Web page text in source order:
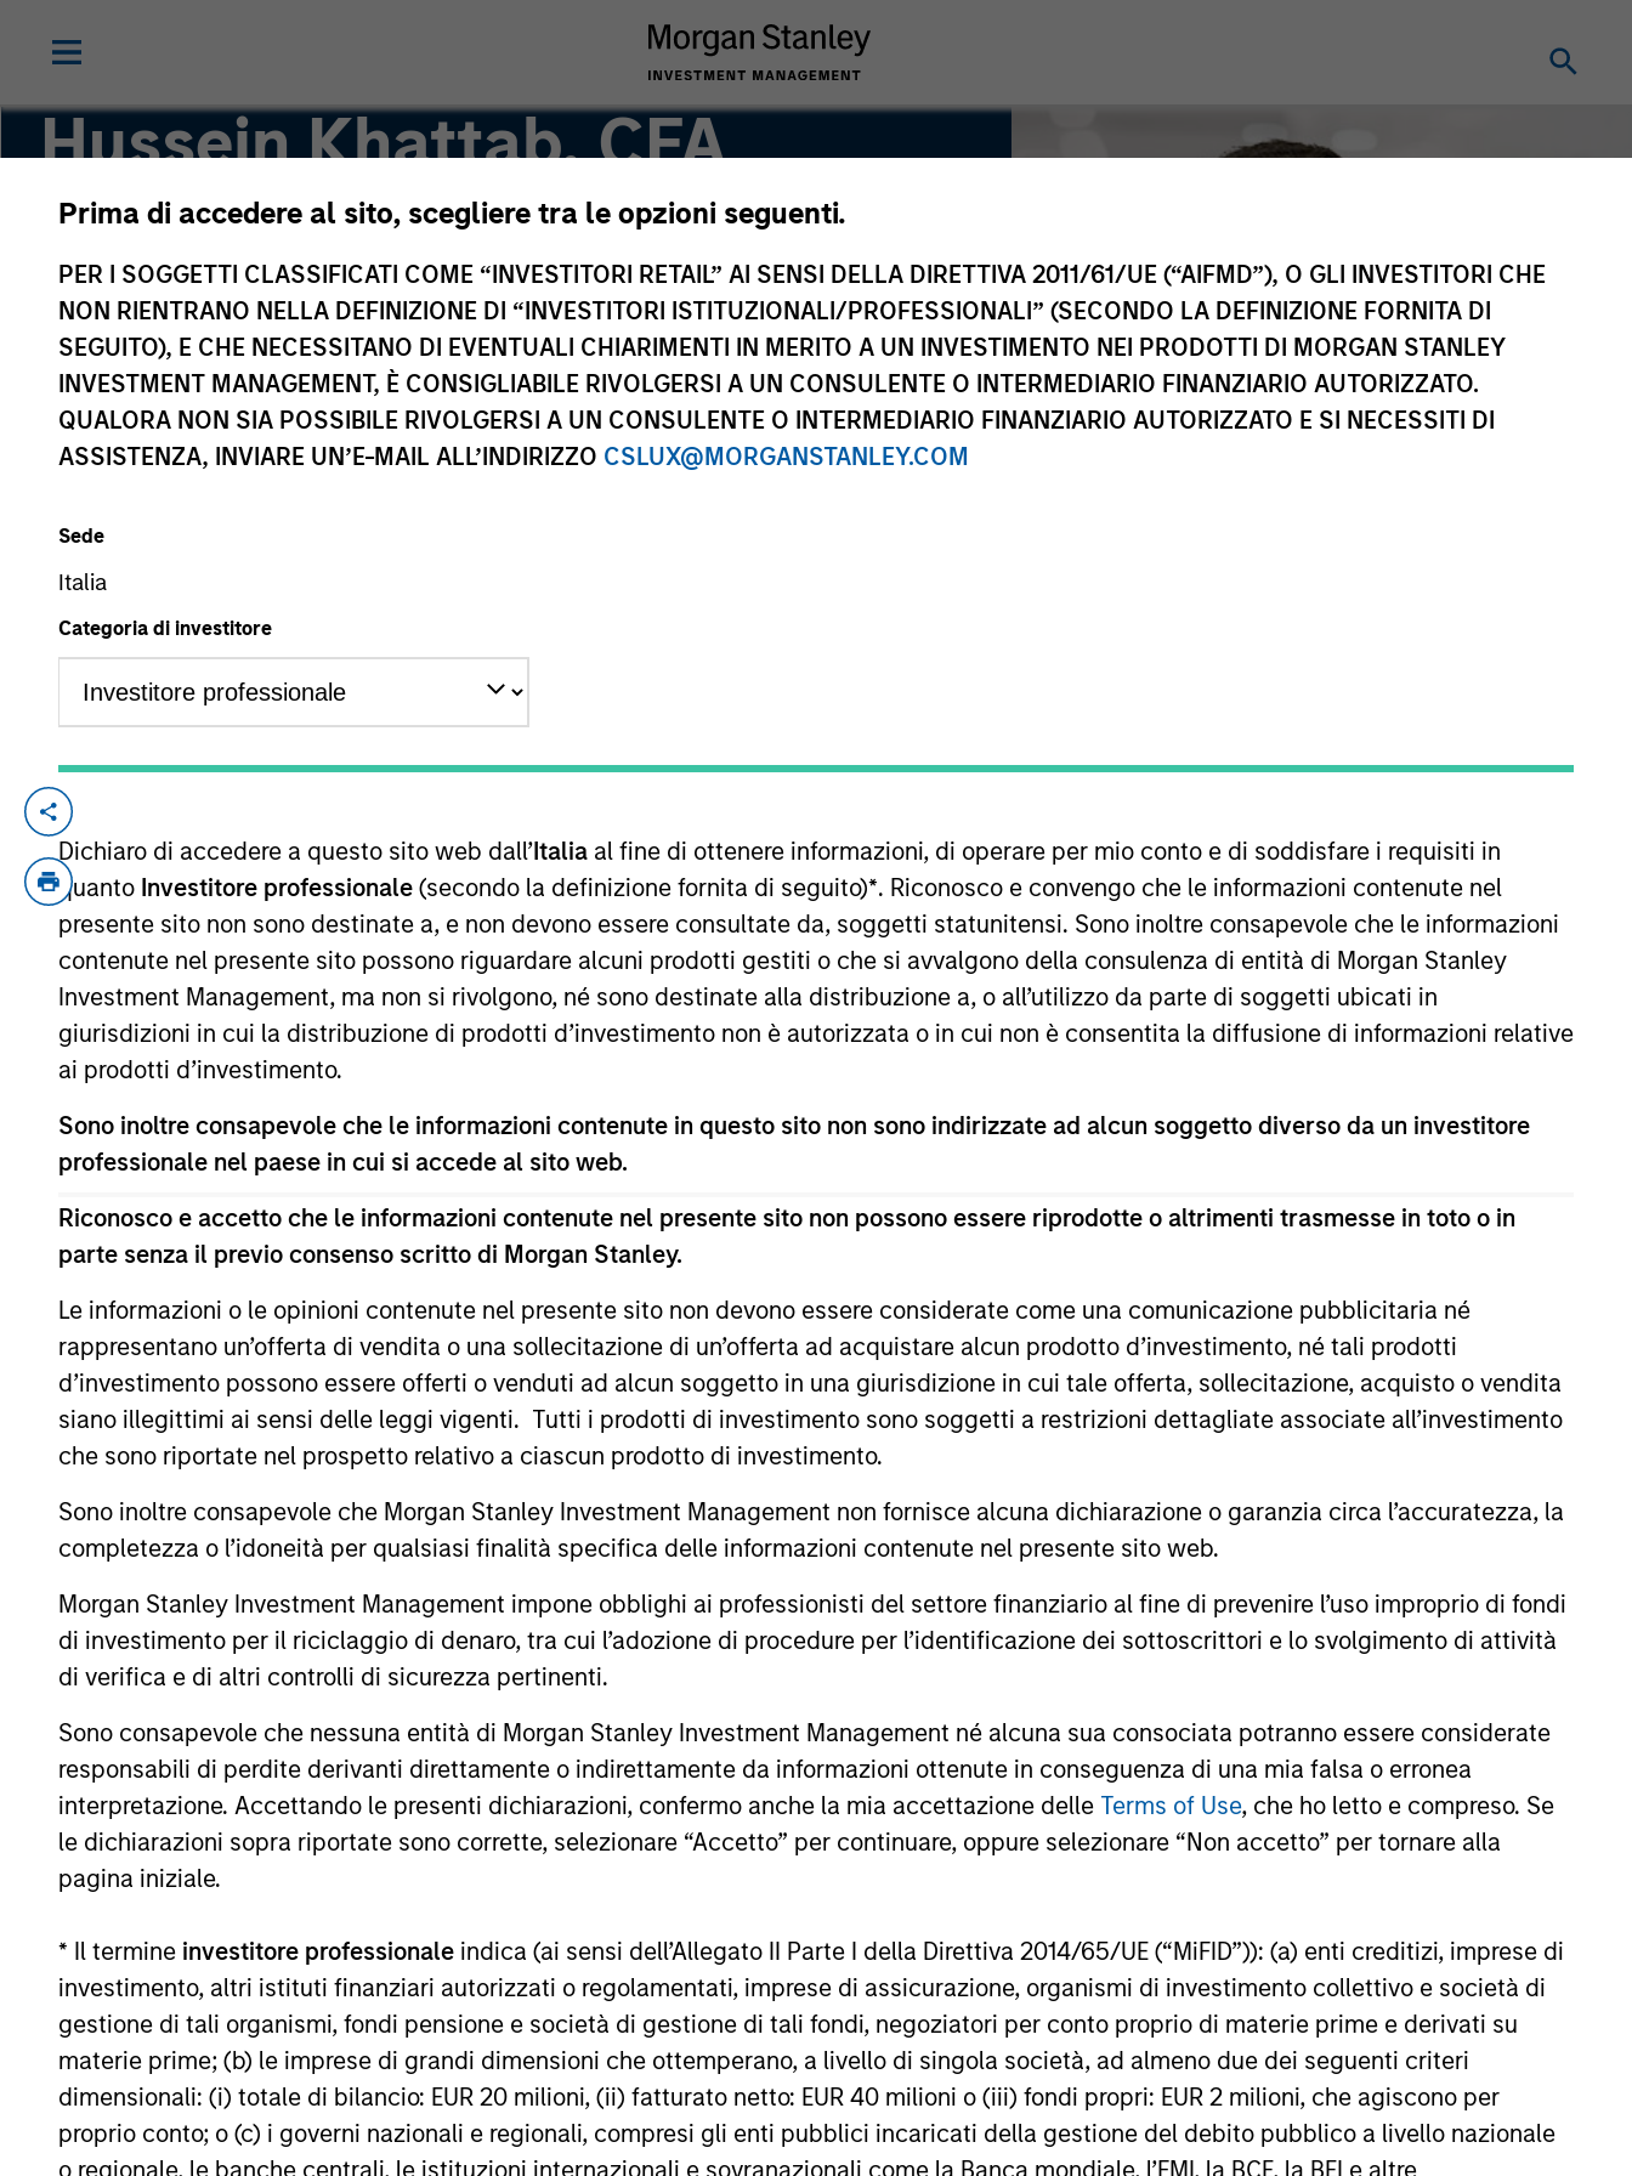
Prima di accedere al sito, scegliere tra le opzioni seguenti.
PER I SOGGETTI CLASSIFICATI COME “INVESTITORI RETAIL” AI SENSI DELLA DIRETTIVA 2011/61/UE (“AIFMD”), O GLI INVESTITORI CHE
NON RIENTRANO NELLA DEFINIZIONE DI “INVESTITORI ISTITUZIONALI/PROFESSIONALI” (SECONDO LA DEFINIZIONE FORNITA DI
SEGUITO), E CHE NECESSITANO DI EVENTUALI CHIARIMENTI IN MERITO A UN INVESTIMENTO NEI PRODOTTI DI MORGAN STANLEY
INVESTMENT MANAGEMENT, È CONSIGLIABILE RIVOLGERSI A UN CONSULENTE O INTERMEDIARIO FINANZIARIO AUTORIZZATO.
QUALORA NON SIA POSSIBILE RIVOLGERSI A UN CONSULENTE O INTERMEDIARIO FINANZIARIO AUTORIZZATO E SI NECESSITI DI
ASSISTENZA, INVIARE UN’E-MAIL ALL’INDIRIZZO CSLUX@MORGANSTANLEY.COM
Sede
Italia
Categoria di investitore
Dichiaro di accedere a questo sito web dall’Italia al fine di ottenere informazioni, di operare per mio conto e di soddisfare i requisiti in
quanto Investitore professionale (secondo la definizione fornita di seguito)*. Riconosco e convengo che le informazioni contenute nel
presente sito non sono destinate a, e non devono essere consultate da, soggetti statunitensi. Sono inoltre consapevole che le informazioni
contenute nel presente sito possono riguardare alcuni prodotti gestiti o che si avvalgono della consulenza di entità di Morgan Stanley
Investment Management, ma non si rivolgono, né sono destinate alla distribuzione a, o all’utilizzo da parte di soggetti ubicati in
giurisdizioni in cui la distribuzione di prodotti d’investimento non è autorizzata o in cui non è consentita la diffusione di informazioni relative
ai prodotti d’investimento.
Sono inoltre consapevole che le informazioni contenute in questo sito non sono indirizzate ad alcun soggetto diverso da un investitore
professionale nel paese in cui si accede al sito web.
Riconosco e accetto che le informazioni contenute nel presente sito non possono essere riprodotte o altrimenti trasmesse in toto o in
parte senza il previo consenso scritto di Morgan Stanley.
Le informazioni o le opinioni contenute nel presente sito non devono essere considerate come una comunicazione pubblicitaria né
rappresentano un’offerta di vendita o una sollecitazione di un’offerta ad acquistare alcun prodotto d’investimento, né tali prodotti
d’investimento possono essere offerti o venduti ad alcun soggetto in una giurisdizione in cui tale offerta, sollecitazione, acquisto o vendita
siano illegittimi ai sensi delle leggi vigenti. Tutti i prodotti di investimento sono soggetti a restrizioni dettagliate associate all’investimento
che sono riportate nel prospetto relativo a ciascun prodotto di investimento.
Sono inoltre consapevole che Morgan Stanley Investment Management non fornisce alcuna dichiarazione o garanzia circa l’accuratezza, la
completezza o l’idoneità per qualsiasi finalità specifica delle informazioni contenute nel presente sito web.
Morgan Stanley Investment Management impone obblighi ai professionisti del settore finanziario al fine di prevenire l’uso improprio di fondi
di investimento per il riciclaggio di denaro, tra cui l’adozione di procedure per l’identificazione dei sottoscrittori e lo svolgimento di attività
di verifica e di altri controlli di sicurezza pertinenti.
Sono consapevole che nessuna entità di Morgan Stanley Investment Management né alcuna sua consociata potranno essere considerate
responsabili di perdite derivanti direttamente o indirettamente da informazioni ottenute in conseguenza di una mia falsa o erronea
interpretazione. Accettando le presenti dichiarazioni, confermo anche la mia accettazione delle Terms of Use, che ho letto e compreso. Se
le dichiarazioni sopra riportate sono corrette, selezionare “Accetto” per continuare, oppure selezionare “Non accetto” per tornare alla
pagina iniziale.
* Il termine investitore professionale indica (ai sensi dell’Allegato II Parte I della Direttiva 2014/65/UE (“MiFID”)): (a) enti creditizi, imprese di
investimento, altri istituti finanziari autorizzati o regolamentati, imprese di assicurazione, organismi di investimento collettivo e società di
gestione di tali organismi, fondi pensione e società di gestione di tali fondi, negoziatori per conto proprio di materie prime e derivati su
materie prime; (b) le imprese di grandi dimensioni che ottemperano, a livello di singola società, ad almeno due dei seguenti criteri
dimensionali: (i) totale di bilancio: EUR 20 milioni, (ii) fatturato netto: EUR 40 milioni o (iii) fondi propri: EUR 2 milioni, che agiscono per
proprio conto; o (c) i governi nazionali e regionali, compresi gli enti pubblici incaricati della gestione del debito pubblico a livello nazionale
o regionale, le banche centrali, le istituzioni internazionali e sovranazionali come la Banca mondiale, l’FMI, la BCE, la BEI e altre
Hussein Khattab, CFA
Managing Director
YEARS OF INDUSTRY EXPERIENCE
13 Years
decisions, portfolio construction, and risk management for the team’s emerging markets strategies. He is focused on the analysis
of macroeconomics, politics, and financial markets of Central and Eastern Europe, the Middle East and Africa, and the
management of regional investments in various emerging markets portfolios. He began his career in the investment industry with
Eaton Vance in 2013. Morgan Stanley acquired Eaton Vance in March 2021. Hussein earned a Bachelor of Engineering from the
American University of Beirut and an M.S. in mathematical finance from Boston University. He holds the Chartered Financial
Analyst designation.
ARTICOLO
Emerging Markets Debt
In-depth review of fundamentals and
valuations across emerging markets debt.
10-LUG-2026
ARTICOLO
Emerging Markets Debt
Geopolitical Tensions
Geopolitical tensions and higher oil prices
increased dispersion across emerging
markets debt, reinforcing the importance
of selective, fundamentals-driven
investing.
19-MAG-2026
VIDEO
Strategy, Edge and Long
Term Opportunity
Emerging markets debt can offer
meaningful income and diversification, but
return drivers vary widely across
countries and issuers. Matt Murphy
explains the strategy’s risk-aware
20-APR-2026
May not represent all Team Members.
offering of advisory services or an offer to sell or a solicitation of an offer to buy any securities in any jurisdiction in which such offer or solicitation,
purchase or sale would be unlawful under the securities, insurance or other laws of such jurisdiction.
All investing involves risks, including a loss of principal.
Please refer to the strategy detail page for important information on the strategy, including additional risk considerations.